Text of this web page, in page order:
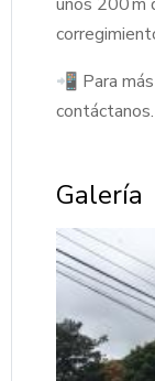
📲 Para
contáctanos.
Galería